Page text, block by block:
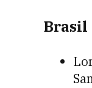
Brasil